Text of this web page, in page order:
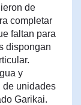
de
completar
faltan para
dispongan
y
de unidades
Garikai.